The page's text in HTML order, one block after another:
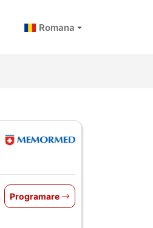
Romana
Programare